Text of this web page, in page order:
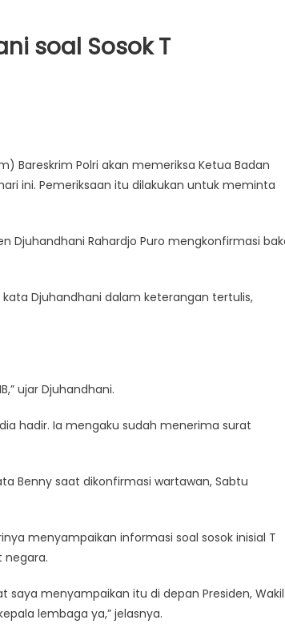
soal Sosok T
Bareskrim Polri akan memeriksa Ketua Badan
ini. Pemeriksaan itu dilakukan untuk meminta
Djuhandhani Rahardjo Puro mengkonfirmasi
kata Djuhandhani dalam keterangan tertulis,
ujar Djuhandhani.
hadir. Ia mengaku sudah menerima surat
Benny saat dikonfirmasi wartawan, Sabtu
menyampaikan informasi soal sosok inisial T
negara.
saya menyampaikan itu di depan Presiden, Wakil
lembaga ya,” jelasnya.